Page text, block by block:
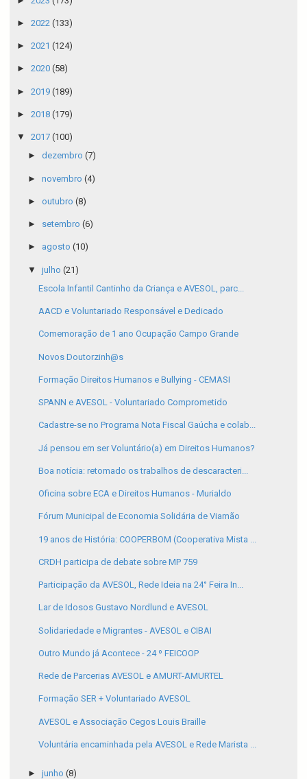
► 2022 (133)
► 2021 (124)
► 2020 (58)
► 2019 (189)
► 2018 (179)
▼ 2017 (100)
► dezembro (7)
► novembro (4)
► outubro (8)
► setembro (6)
► agosto (10)
▼ julho (21)
Escola Infantil Cantinho da Criança e AVESOL, parc...
AACD e Voluntariado Responsável e Dedicado
Comemoração de 1 ano Ocupação Campo Grande
Novos Doutorzinh@s
Formação Direitos Humanos e Bullying - CEMASI
SPANN e AVESOL - Voluntariado Comprometido
Cadastre-se no Programa Nota Fiscal Gaúcha e colab...
Já pensou em ser Voluntário(a) em Direitos Humanos?
Boa notícia: retomado os trabalhos de descaracteri...
Oficina sobre ECA e Direitos Humanos - Murialdo
Fórum Municipal de Economia Solidária de Viamão
19 anos de História: COOPERBOM (Cooperativa Mista ...
CRDH participa de debate sobre MP 759
Participação da AVESOL, Rede Ideia na 24° Feira In...
Lar de Idosos Gustavo Nordlund e AVESOL
Solidariedade e Migrantes - AVESOL e CIBAI
Outro Mundo já Acontece - 24 º FEICOOP
Rede de Parcerias AVESOL e AMURT-AMURTEL
Formação SER + Voluntariado AVESOL
AVESOL e Associação Cegos Louis Braille
Voluntária encaminhada pela AVESOL e Rede Marista ...
► junho (8)